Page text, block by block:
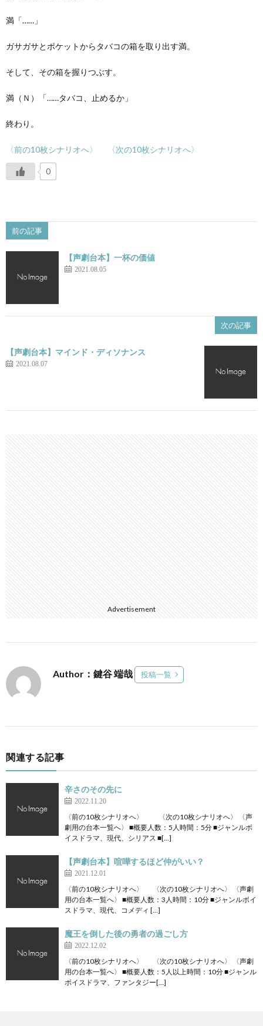
満「……」
ガサガサとポケットからタバコの箱を取り出す満。
そして、その箱を握りつぶす。
満（Ｎ）「……タバコ、止めるか」
終わり。
〈前の10枚シナリオへ〉 〈次の10枚シナリオへ〉
0
前の記事
【声劇台本】一杯の価値
2021.08.05
次の記事
【声劇台本】マインド・ディソナンス
2021.08.07
Advertisement
Author：鍵谷 端哉 投稿一覧
関連する記事
辛さのその先に
2022.11.20
〈前の10枚シナリオへ〉 〈次の10枚シナリオへ〉 〈声
劇用の台本一覧へ〉 ■概要人数：5人時間：5分 ■ジャンルボ
イスドラマ、現代、シリアス ■[…]
【声劇台本】喧嘩するほど仲がいい？
2021.12.01
〈前の10枚シナリオへ〉 〈次の10枚シナリオへ〉 〈声劇
用の台本一覧へ〉 ■概要人数：3人時間：10分 ■ジャンルボイ
スドラマ、現代、コメディ […]
魔王を倒した後の勇者の過ごし方
2022.12.02
〈前の10枚シナリオへ〉 〈次の10枚シナリオへ〉 〈声劇
用の台本一覧へ〉 ■概要人数：5人以上時間：10分 ■ジャンル
ボイスドラマ、ファンタジー[…]